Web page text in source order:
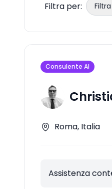
Filtra per:
Consulente AI
Roma, Italia
Assistenza